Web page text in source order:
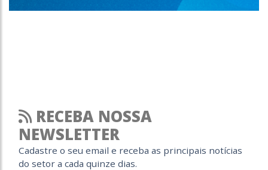
RECEBA NOSSA
NEWSLETTER
Cadastre o seu email e receba as principais notícias
do setor a cada quinze dias.